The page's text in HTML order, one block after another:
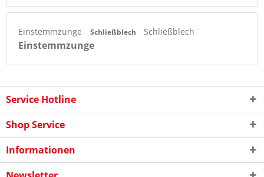
Einstemmzunge Schließblech Schließblech
Einstemmzunge
Service Hotline
Shop Service
Informationen